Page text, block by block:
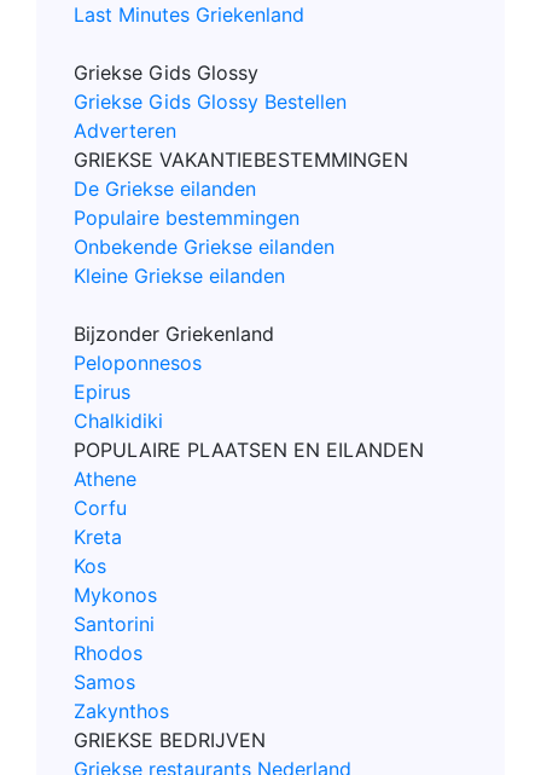
Last Minutes Griekenland
Griekse Gids Glossy
Griekse Gids Glossy Bestellen
Adverteren
GRIEKSE VAKANTIEBESTEMMINGEN
De Griekse eilanden
Populaire bestemmingen
Onbekende Griekse eilanden
Kleine Griekse eilanden
Bijzonder Griekenland
Peloponnesos
Epirus
Chalkidiki
POPULAIRE PLAATSEN EN EILANDEN
Athene
Corfu
Kreta
Kos
Mykonos
Santorini
Rhodos
Samos
Zakynthos
GRIEKSE BEDRIJVEN
Griekse restaurants Nederland